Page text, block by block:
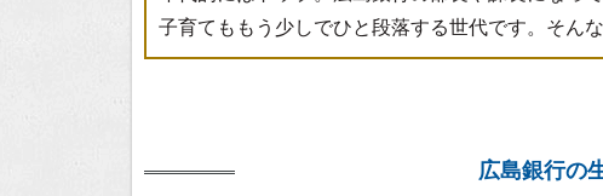
子育てももう少しでひと段落する世代です。そん
広島銀行の